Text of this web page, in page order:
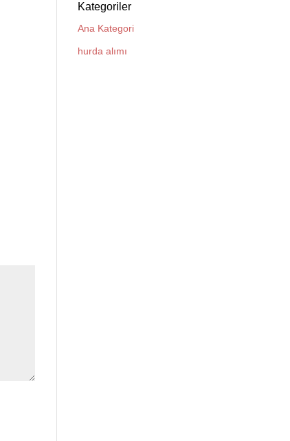
Kategoriler
Ana Kategori
hurda alımı